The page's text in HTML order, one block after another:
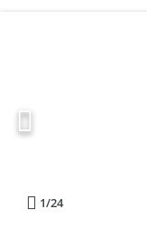
1/24